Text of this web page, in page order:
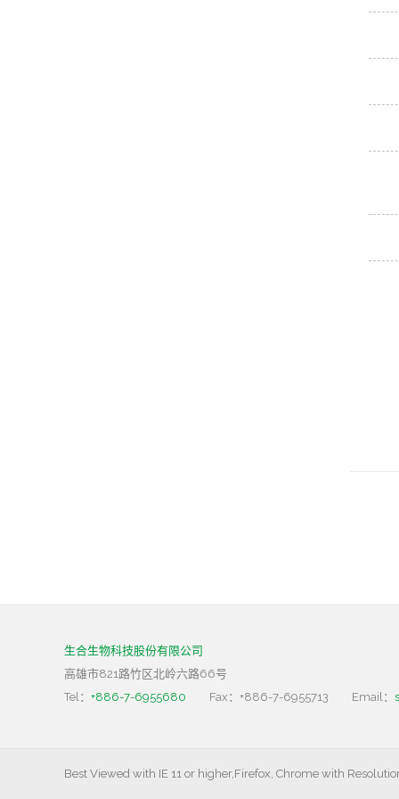
生合生物科技股份有限公司
高雄市821路竹区北岭六路66号
Tel： +886-7-6955680 Fax：+886-7-6955713 Email：
Best Viewed with IE 11 or higher,Firefox, Chrome with